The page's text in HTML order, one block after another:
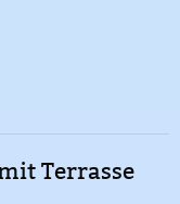
Terrasse